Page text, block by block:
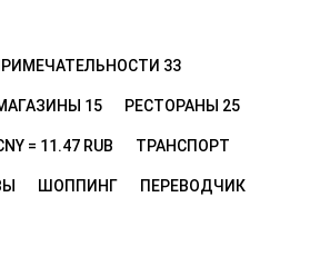
33
15 РЕСТОРАНЫ 25
= 11.47 RUB ТРАНСПОРТ
ШОППИНГ ПЕРЕВОДЧИК